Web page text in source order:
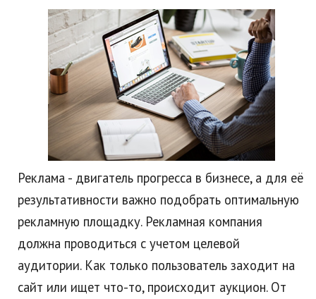
Реклама - двигатель прогресса в бизнесе, а для её
результативности важно подобрать оптимальную
рекламную площадку. Рекламная компания
должна проводиться с учетом целевой
аудитории. Как только пользователь заходит на
сайт или ищет что-то, происходит аукцион. От